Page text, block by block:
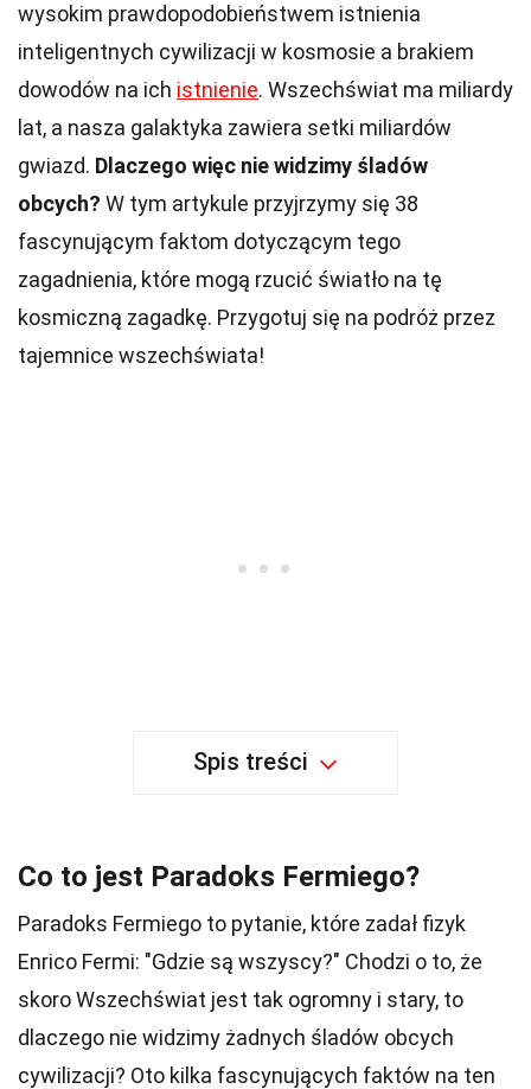
wysokim prawdopodobieństwem istnienia
inteligentnych cywilizacji w kosmosie a brakiem
dowodów na ich istnienie. Wszechświat ma miliardy
lat, a nasza galaktyka zawiera setki miliardów
gwiazd. Dlaczego więc nie widzimy śladów
obcych? W tym artykule przyjrzymy się 38
fascynującym faktom dotyczącym tego
zagadnienia, które mogą rzucić światło na tę
kosmiczną zagadkę. Przygotuj się na podróż przez
tajemnice wszechświata!
Spis treści
Co to jest Paradoks Fermiego?
Paradoks Fermiego to pytanie, które zadał fizyk
Enrico Fermi: "Gdzie są wszyscy?" Chodzi o to, że
skoro Wszechświat jest tak ogromny i stary, to
dlaczego nie widzimy żadnych śladów obcych
cywilizacji? Oto kilka fascynujących faktów na ten